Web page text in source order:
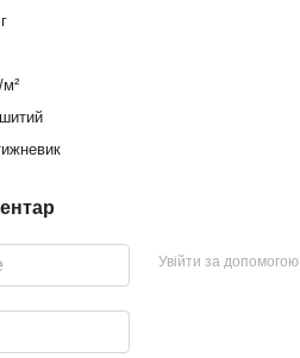
м²
Увійти за допомогою